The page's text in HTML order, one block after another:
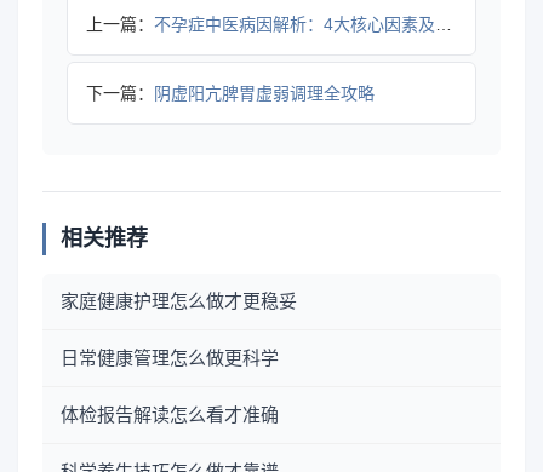
上一篇： 不孕症中医病因解析：4大核心因素及调理指南全攻略
下一篇： 阴虚阳亢脾胃虚弱调理全攻略
相关推荐
家庭健康护理怎么做才更稳妥
日常健康管理怎么做更科学
体检报告解读怎么看才准确